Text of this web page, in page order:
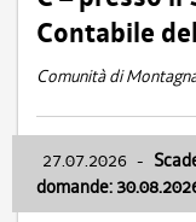
Contabile
Comunità di
27.07.2026 -
domande: